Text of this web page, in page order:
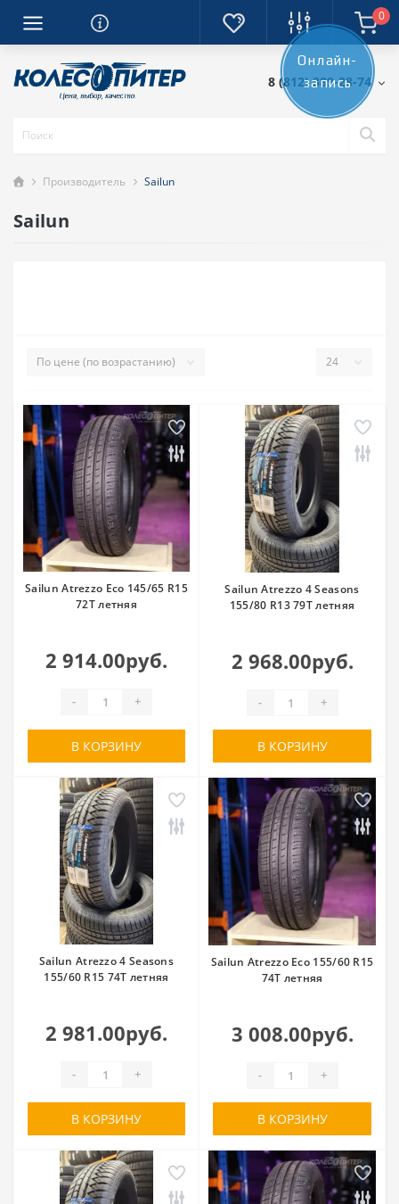
0
8 (812) 389-28-74
Производитель Sailun
Sailun
Sailun Atrezzo Eco 145/65 R15
72T летняя
2 914.00руб.
- +
В КОРЗИНУ
Sailun Atrezzo 4 Seasons
155/80 R13 79T летняя
2 968.00руб.
- +
В КОРЗИНУ
Sailun Atrezzo 4 Seasons
155/60 R15 74T летняя
2 981.00руб.
- +
В КОРЗИНУ
Sailun Atrezzo Eco 155/60 R15
74T летняя
3 008.00руб.
- +
В КОРЗИНУ
Онлайн-
запись